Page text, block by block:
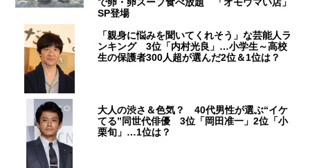
SP登場
「親身に悩みを聞いてくれそう」な芸能人ラ
ンキング 3位「内村光良」…小学生～高校
生の保護者300人超が選んだ2位＆1位は？
大人の渋さ＆色気？ 40代男性が選ぶ“イケ
てる”同世代俳優 3位「岡田准一」2位「小
栗旬」…1位は？